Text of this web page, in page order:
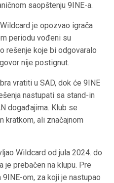
saopštenju 9INE-a.
je opozvao igrača
periodu vođeni su
rešenje koje bi odgovaralo
nije postignut.
vratiti u SAD, dok će 9INE
nastupati sa stand-in
događajima. Klub se
kratkom, ali značajnom
Wildcard od jula 2024. do
je prebačen na klupu. Pre
om, za koji je nastupao